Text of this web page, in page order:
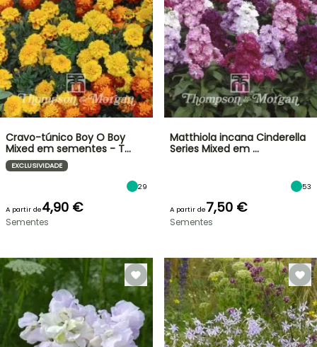
Cravo-túnico Boy O Boy
Mixed em sementes - T…
EXCLUSIVIDADE
29
A partir de4,90 €
Sementes
Matthiola incana Cinderella
Series Mixed em …
53
A partir de7,50 €
Sementes